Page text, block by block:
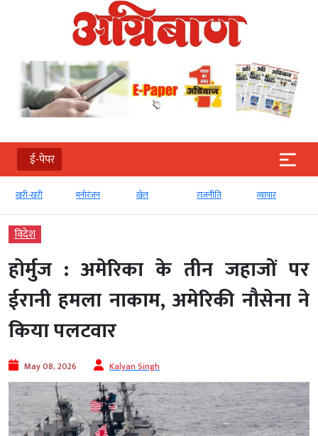
ई-पेपर
मनोरंजन खेल राजनीति व्‍यापार टेक्‍नोलॉजी
विदेश
होर्मुज : अमेरिका के तीन जहाजों पर
ईरानी हमला नाकाम, अमेरिकी नौसेना ने
किया पलटवार
May 08, 2026 Kalyan Singh